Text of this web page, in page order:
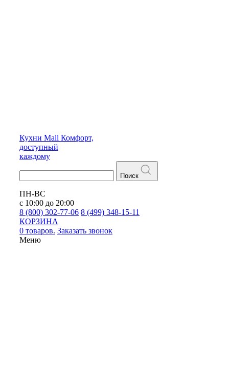
Кухни Mall Комфорт,
доступный
каждому
Поиск
ПН-ВС
с 10:00 до 20:00
8 (800) 302-77-06 8 (499) 348-15-11
КОРЗИНА
0 товаров. Заказать звонок
Меню